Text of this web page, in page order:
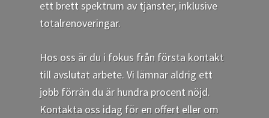
ett brett spektrum av tjänster, inklusive
totalrenoveringar.
Hos oss är du i fokus från första kontakt
till avslutat arbete. Vi lämnar aldrig ett
jobb förrän du är hundra procent nöjd.
Kontakta oss idag för en offert eller om